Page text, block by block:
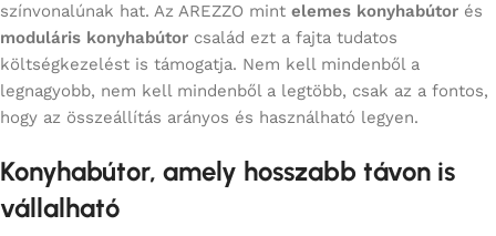
színvonalúnak hat. Az AREZZO mint elemes konyhabútor és
moduláris konyhabútor család ezt a fajta tudatos
költségkezelést is támogatja. Nem kell mindenből a
legnagyobb, nem kell mindenből a legtöbb, csak az a fontos,
hogy az összeállítás arányos és használható legyen.
Konyhabútor, amely hosszabb távon is
vállalható